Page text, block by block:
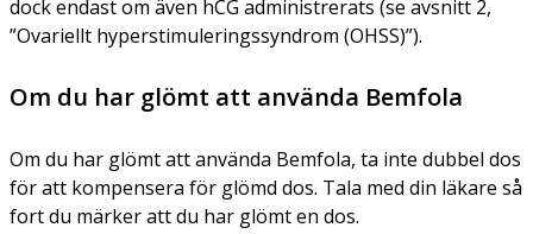
dock endast om även hCG administrerats (se avsnitt 2,
”Ovariellt hyperstimuleringssyndrom (OHSS)”).
Om du har glömt att använda Bemfola
Om du har glömt att använda Bemfola, ta inte dubbel dos
för att kompensera för glömd dos. Tala med din läkare så
fort du märker att du har glömt en dos.